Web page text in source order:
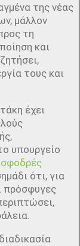
της νέας
μάλλον
τη
και
τους και
έχει
υπουργείο
ότι, για
πρόσφυγες